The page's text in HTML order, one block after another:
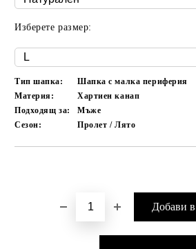
Изберете размер:
Тип шапка: Шапка с малка периферия
Материя:
Хартиен канап
Подходящ за:
Мъже
Сезон:
Пролет / Лято